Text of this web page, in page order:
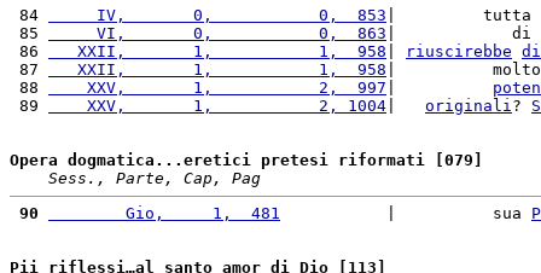
84
     IV,       0,           0,  853
|
85
     VI,       0,           0,  863
|            di
86
   XXII,       1,           1,  958
riuscirebbe
87
   XXII,       1,           1,  958
|
88
    XXV,       1,           2,  997
89
    XXV,       1,           2, 1004
originali?
Opera dogmatica...eretici pretesi riformati [079]
Sess., Parte, Cap, Pag
90
        Gio,     1,  481
           |          sua
Pii riflessi…al santo amor di Dio [113]